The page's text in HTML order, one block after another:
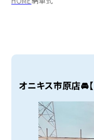
オニキス市原店🚘